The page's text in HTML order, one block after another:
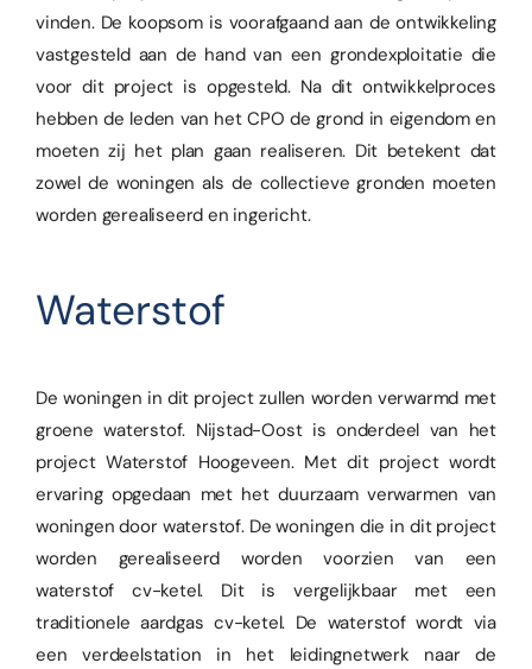
vinden. De koopsom is voorafgaand aan de ontwikkeling
vastgesteld aan de hand van een grondexploitatie die
voor dit project is opgesteld. Na dit ontwikkelproces
hebben de leden van het CPO de grond in eigendom en
moeten zij het plan gaan realiseren. Dit betekent dat
zowel de woningen als de collectieve gronden moeten
worden gerealiseerd en ingericht.
Waterstof
De woningen in dit project zullen worden verwarmd met
groene waterstof. Nijstad-Oost is onderdeel van het
project Waterstof Hoogeveen. Met dit project wordt
ervaring opgedaan met het duurzaam verwarmen van
woningen door waterstof. De woningen die in dit project
worden gerealiseerd worden voorzien van een
waterstof cv-ketel. Dit is vergelijkbaar met een
traditionele aardgas cv-ketel. De waterstof wordt via
een verdeelstation in het leidingnetwerk naar de